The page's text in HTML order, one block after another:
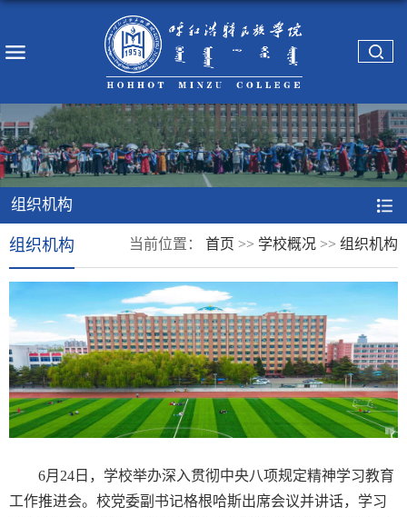
组织机构
当前位置： 首页 >> 学校概况 >> 组织机构
组织机构
6月24日，学校举办深入贯彻中央八项规定精神学习教育
工作推进会。校党委副书记格根哈斯出席会议并讲话，学习